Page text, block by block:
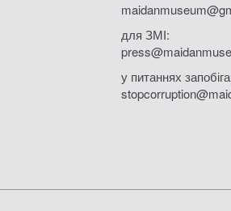
для ЗМІ:
у питаннях